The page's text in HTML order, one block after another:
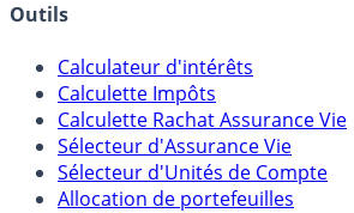
Outils
Calculateur d'intérêts
Calculette Impôts
Calculette Rachat Assurance Vie
Sélecteur d'Assurance Vie
Sélecteur d'Unités de Compte
Allocation de portefeuilles